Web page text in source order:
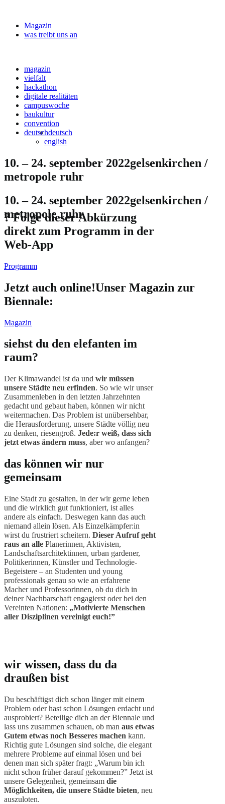
Magazin
was treibt uns an
magazin
vielfalt
hackathon
digitale realitäten
campuswoche
baukultur
convention
deutschdeutsch
english
10. – 24. september 2022gelsenkirchen /
metropole ruhr
10. – 24. september 2022gelsenkirchen /
metropole ruhr
? Folge dieser Abkürzung
direkt zum Programm in der
Web-App
Programm
Jetzt auch online!Unser Magazin zur
Biennale:
Magazin
siehst du den elefanten im
raum?
Der Klimawandel ist da und wir müssen
unsere Städte neu erfinden. So wie wir unser
Zusammenleben in den letzten Jahrzehnten
gedacht und gebaut haben, können wir nicht
weitermachen. Das Problem ist unübersehbar,
die Herausforderung, unsere Städte völlig neu
zu denken, riesengroß. Jede:r weiß, dass sich
jetzt etwas ändern muss, aber wo anfangen?
das können wir nur
gemeinsam
Eine Stadt zu gestalten, in der wir gerne leben
und die wirklich gut funktioniert, ist alles
andere als einfach. Deswegen kann das auch
niemand allein lösen. Als Einzelkämpfer:in
wirst du frustriert scheitern. Dieser Aufruf geht
raus an alle Planerinnen, Aktivisten,
Landschaftsarchitektinnen, urban gardener,
Politikerinnen, Künstler und Technologie-
Begeistere – an Studenten und young
professionals genau so wie an erfahrene
Macher und Professorinnen, ob du dich in
deiner Nachbarschaft engagierst oder bei den
Vereinten Nationen: „Motivierte Menschen
aller Disziplinen vereinigt euch!”
wir wissen, dass du da
draußen bist
Du beschäftigst dich schon länger mit einem
Problem oder hast schon Lösungen erdacht und
ausprobiert? Beteilige dich an der Biennale und
lass uns zusammen schauen, ob man aus etwas
Gutem etwas noch Besseres machen kann.
Richtig gute Lösungen sind solche, die elegant
mehrere Probleme auf einmal lösen und bei
denen man sich später fragt: „Warum bin ich
nicht schon früher darauf gekommen?” Jetzt ist
unsere Gelegenheit, gemeinsam die
Möglichkeiten, die unsere Städte bieten, neu
auszuloten.